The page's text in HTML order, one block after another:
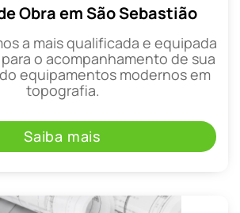
Obra em São Sebastião
a mais qualificada e equipada
o acompanhamento de sua
equipamentos modernos em
topografia.
Saiba mais